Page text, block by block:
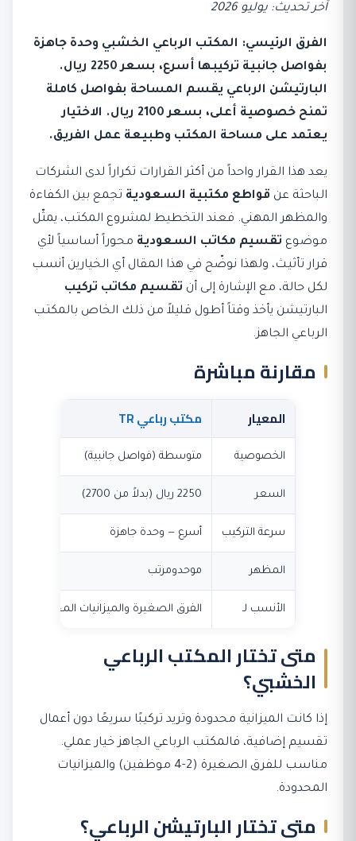
آخر تحديث: يوليو 2026
الفرق الرئيسي: المكتب الرباعي الخشبي وحدة جاهزة
بفواصل جانبية تركيبها أسرع، بسعر 2250 ريال.
البارتيشن الرباعي يقسم المساحة بفواصل كاملة
تمنح خصوصية أعلى، بسعر 2100 ريال. الاختيار
يعتمد على مساحة المكتب وطبيعة عمل الفريق.
يعد هذا القرار واحداً من أكثر القرارات تكراراً لدى الشركات
الباحثة عن قواطع مكتبية السعودية تجمع بين الكفاءة
والمظهر المهني. فعند التخطيط لمشروع المكتب، يمثّل
موضوع تقسيم مكاتب السعودية محوراً أساسياً لأي
قرار تأثيث، ولهذا نوضّح في هذا المقال أي الخيارين أنسب
لكل حالة، مع الإشارة إلى أن تقسيم مكاتب تركيب
البارتيشن يأخذ وقتاً أطول قليلاً من ذلك الخاص بالمكتب
الرباعي الجاهز.
مقارنة مباشرة
المعيار مكتب رباعي TR
الخصوصية متوسطة (فواصل جانبية)
السعر 2250 ريال (بدلاً من 2700)
سرعة التركيب أسرع — وحدة جاهزة
المظهر موحدومرتب
الأنسب لـ الفرق الصغيرة والميزانيات المحدودة
متى تختار المكتب الرباعي
الخشبي؟
إذا كانت الميزانية محدودة وتريد تركيبًا سريعًا دون أعمال
تقسيم إضافية، فالمكتب الرباعي الجاهز خيار عملي.
مناسب للفرق الصغيرة (2-4 موظفين) والميزانيات
المحدودة.
متى تختار البارتيشن الرباعي؟